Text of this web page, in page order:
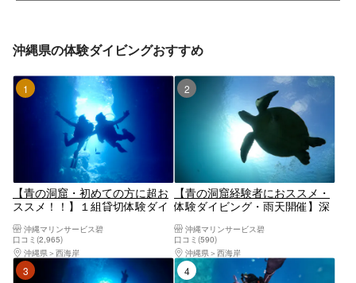
沖縄県の体験ダイビングおすすめ
【青の洞窟・初めての方に超お
ススメ！！】１組貸切体験ダイ
フ在籍／無料！GOPRO写真撮
影！／手ぶらでOK／当日予約・
初心者、泳げない方大歓迎！☆
シャワー、ドライヤー完備
沖縄マリンサービス碧
口コミ(2,965)
沖縄県
西海岸
2位
【青の洞窟経験者におススメ・
体験ダイビング・雨天開催】深
心の完全貸し切りツアー☆手ぶ
らでOK☆当日予約・初心者、泳
げない方大歓迎！☆シャワード
ライヤー完備！
沖縄マリンサービス碧
口コミ(590)
沖縄県
西海岸